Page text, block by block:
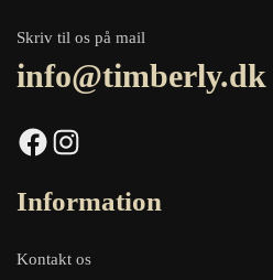
Skriv til os på mail
info@timberly.dk
Facebook Instagram
Information
Kontakt os